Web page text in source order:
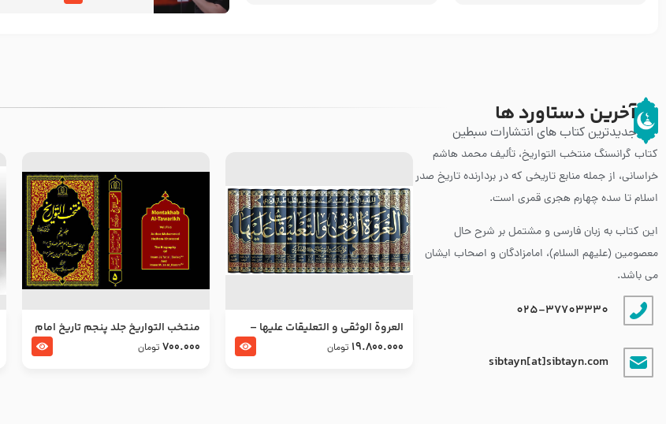
آخرین دستاورد ها
جدیدترین کتاب های انتشارات سبطین
کتاب گرانسنگ منتخب التواريخ، تألیف محمد هاشم
خراسانی، از جمله منابع تاریخی که در بردارنده تاریخ صدر
اسلام تا سده چهارم هجری قمری است.
این کتاب به زبان فارسی و مشتمل بر شرح حال
معصومین (علیهم السلام)، امامزادگان و اصحاب ایشان
می باشد.
025-37703330
sibtayn[at]sibtayn.com
العروة الوثقى و التعليقات عليها –
طرح جدید
19.800.000 تومان
منتخب التواریخ جلد پنجم تاریخ امام
جعفر صادق و امام موسی بن جعفر
700.000 تومان